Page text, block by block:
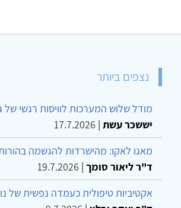
נצפים ביותר
מודל שלוש המערכות לוויסות רגשי של
יששכר עשת |
17.7.2026
מאגו לאקו: מהישרדות להגשמה
ד"ר ליאור סומך |
19.7.2026
אקטיביות טיפולית כעמדה נפשית של